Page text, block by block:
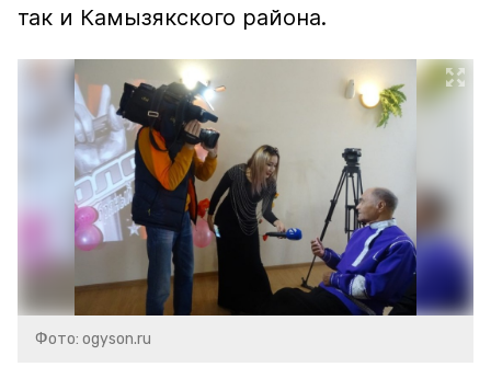
так и Камызякского района.
Фото: ogyson.ru